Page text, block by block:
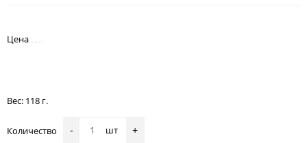
Цена
Вес: 118 г.
Количество - шт +